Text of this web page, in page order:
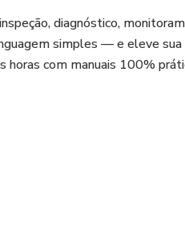
diagnóstico,
simples — e eleve sua
horas com manuais 100%